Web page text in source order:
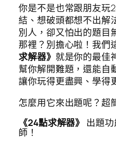
你是不是也常跟朋友玩
結、想破頭都想不出解
別人，卻又怕出的題目
那裡？別擔心啦！我們
求解器》 就是你的最佳
幫你解開難題，還能自
讓你玩得更盡興、學得
怎麼用它來出題呢？超
《24點求解器》 出題
師！